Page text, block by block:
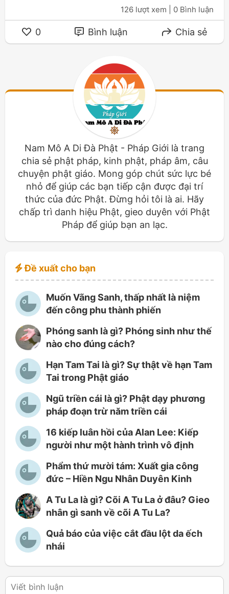
126 lượt xem | 0 Bình luận
0 Bình luận Chia sẻ
Nam Mô A Di Đà Phật - Pháp Giới là trang
chia sẻ phật pháp, kinh phật, pháp âm, câu
chuyện phật giáo. Mong góp chút sức lực bé
nhỏ để giúp các bạn tiếp cận được đại trí
thức của đức Phật. Đừng hỏi tôi là ai. Hãy
chấp trì danh hiệu Phật, gieo duyên với Phật
Pháp để giúp bạn an lạc.
Đề xuất cho bạn
Muốn Vãng Sanh, thấp nhất là niệm
đến công phu thành phiến
Phóng sanh là gì? Phóng sinh như thế
nào cho đúng cách?
Hạn Tam Tai là gì? Sự thật về hạn Tam
Tai trong Phật giáo
Ngũ triền cái là gì? Phật dạy phương
pháp đoạn trừ năm triền cái
16 kiếp luân hồi của Alan Lee: Kiếp
người như một hành trình vô định
Phẩm thứ mười tám: Xuất gia công
đức – Hiền Ngu Nhân Duyên Kinh
A Tu La là gì? Cõi A Tu La ở đâu? Gieo
nhân gì sanh về cõi A Tu La?
Quả báo của việc cắt đầu lột da ếch
nhái